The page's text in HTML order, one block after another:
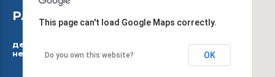
This page can't load Google Maps correctly.
Do you own this website? OK
РАБОТНО ВРЕМЕ
дежурниот тим работи 24 часа, 7 дена во
неделата